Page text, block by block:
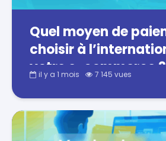
Quel moyen de
choisir à
votre e-commerce ?
il y a 1 mois 7 145 vues